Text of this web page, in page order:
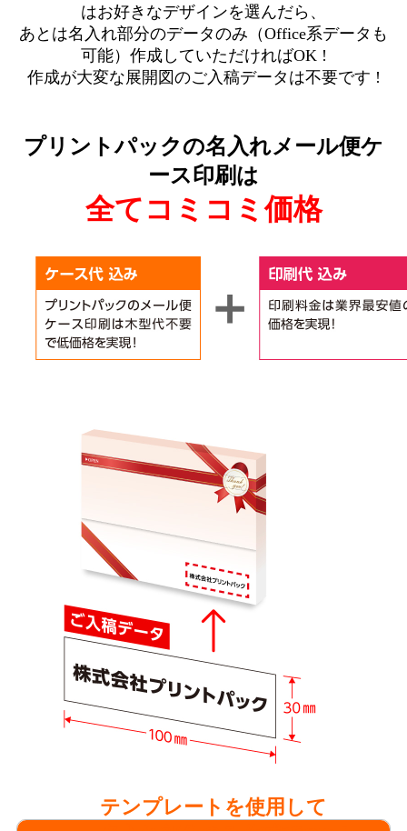
はお好きなデザインを選んだら、
あとは名入れ部分のデータのみ（Office系データも
可能）作成していただければOK !
作成が大変な展開図のご入稿データは不要です !
プリントパックの名入れメール便ケ
ース印刷は
全てコミコミ価格
テンプレートを使用して